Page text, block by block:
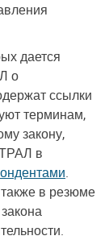
дается
о
ссылки
терминам,
закону,
в
.
в резюме